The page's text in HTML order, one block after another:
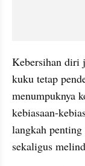
Kebersihan diri
kuku tetap
menumpuknya
kebiasaan-
langkah penting
sekaligus